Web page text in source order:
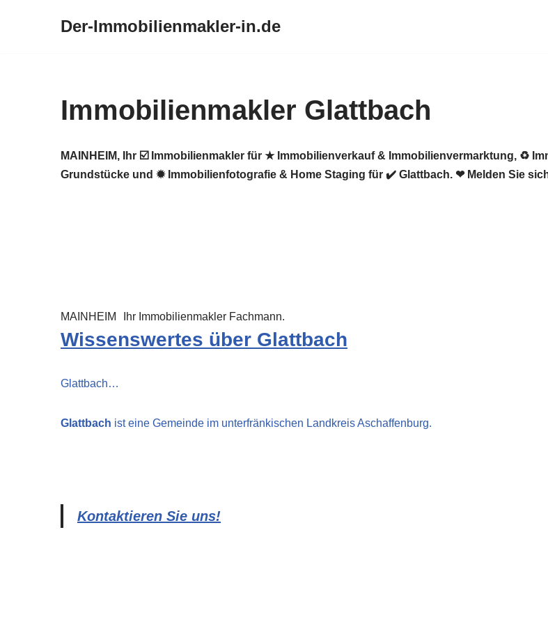
Der-Immobilienmakler-in.de
Immobilienmakler Glattbach
MAINHEIM, Ihr ☑️ Immobilienmakler für ★ Immobilienverkauf & Immobilienvermarktung, ♻
Grundstücke und ✹ Immobilienfotografie & Home Staging für ✔️ Glattbach. ❤ Melden Sie
MAINHEIM Ihr Immobilienmakler Fachmann.
Wissenswertes über Glattbach
Glattbach…
Glattbach ist eine Gemeinde im unterfränkischen Landkreis Aschaffenburg.
Kontaktieren Sie uns!